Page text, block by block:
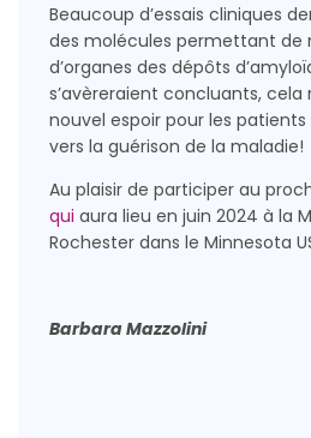
Beaucoup d’essais cliniques
des molécules permettant de
d’organes des dépôts
s’avèreraient concluants,
nouvel espoir pour les
vers la guérison de la maladie!
Au plaisir de participer au
qui aura lieu en juin 2024 à la
Rochester dans le Minnesota
Barbara Mazzolini